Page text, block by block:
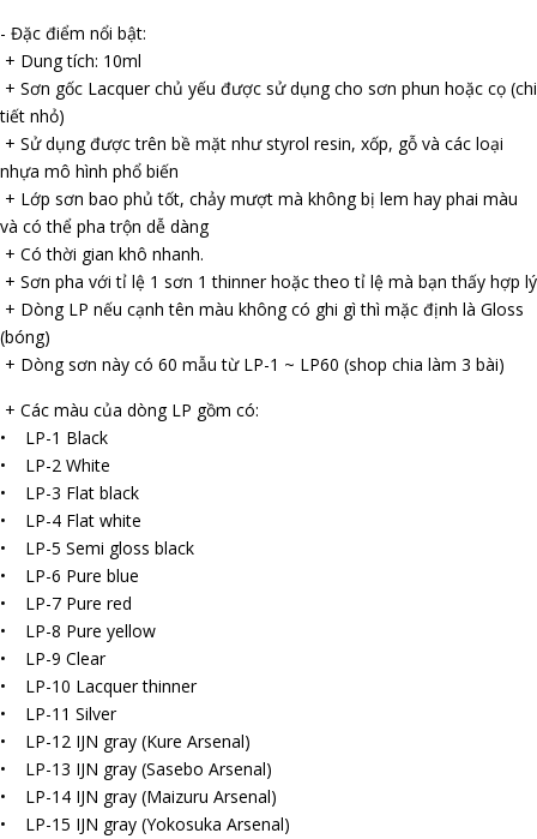
- Đặc điểm nổi bật:
+ Dung tích: 10ml
+ Sơn gốc Lacquer chủ yếu được sử dụng cho sơn phun hoặc cọ (chi
tiết nhỏ)
+ Sử dụng được trên bề mặt như styrol resin, xốp, gỗ và các loại
nhựa mô hình phổ biến
+ Lớp sơn bao phủ tốt, chảy mượt mà không bị lem hay phai màu
và có thể pha trộn dễ dàng
+ Có thời gian khô nhanh.
+ Sơn pha với tỉ lệ 1 sơn 1 thinner hoặc theo tỉ lệ mà bạn thấy hợp lý
+ Dòng LP nếu cạnh tên màu không có ghi gì thì mặc định là Gloss
(bóng)
+ Dòng sơn này có 60 mẫu từ LP-1 ~ LP60 (shop chia làm 3 bài)
+ Các màu của dòng LP gồm có:
• LP-1 Black
• LP-2 White
• LP-3 Flat black
• LP-4 Flat white
• LP-5 Semi gloss black
• LP-6 Pure blue
• LP-7 Pure red
• LP-8 Pure yellow
• LP-9 Clear
• LP-10 Lacquer thinner
• LP-11 Silver
• LP-12 IJN gray (Kure Arsenal)
• LP-13 IJN gray (Sasebo Arsenal)
• LP-14 IJN gray (Maizuru Arsenal)
• LP-15 IJN gray (Yokosuka Arsenal)